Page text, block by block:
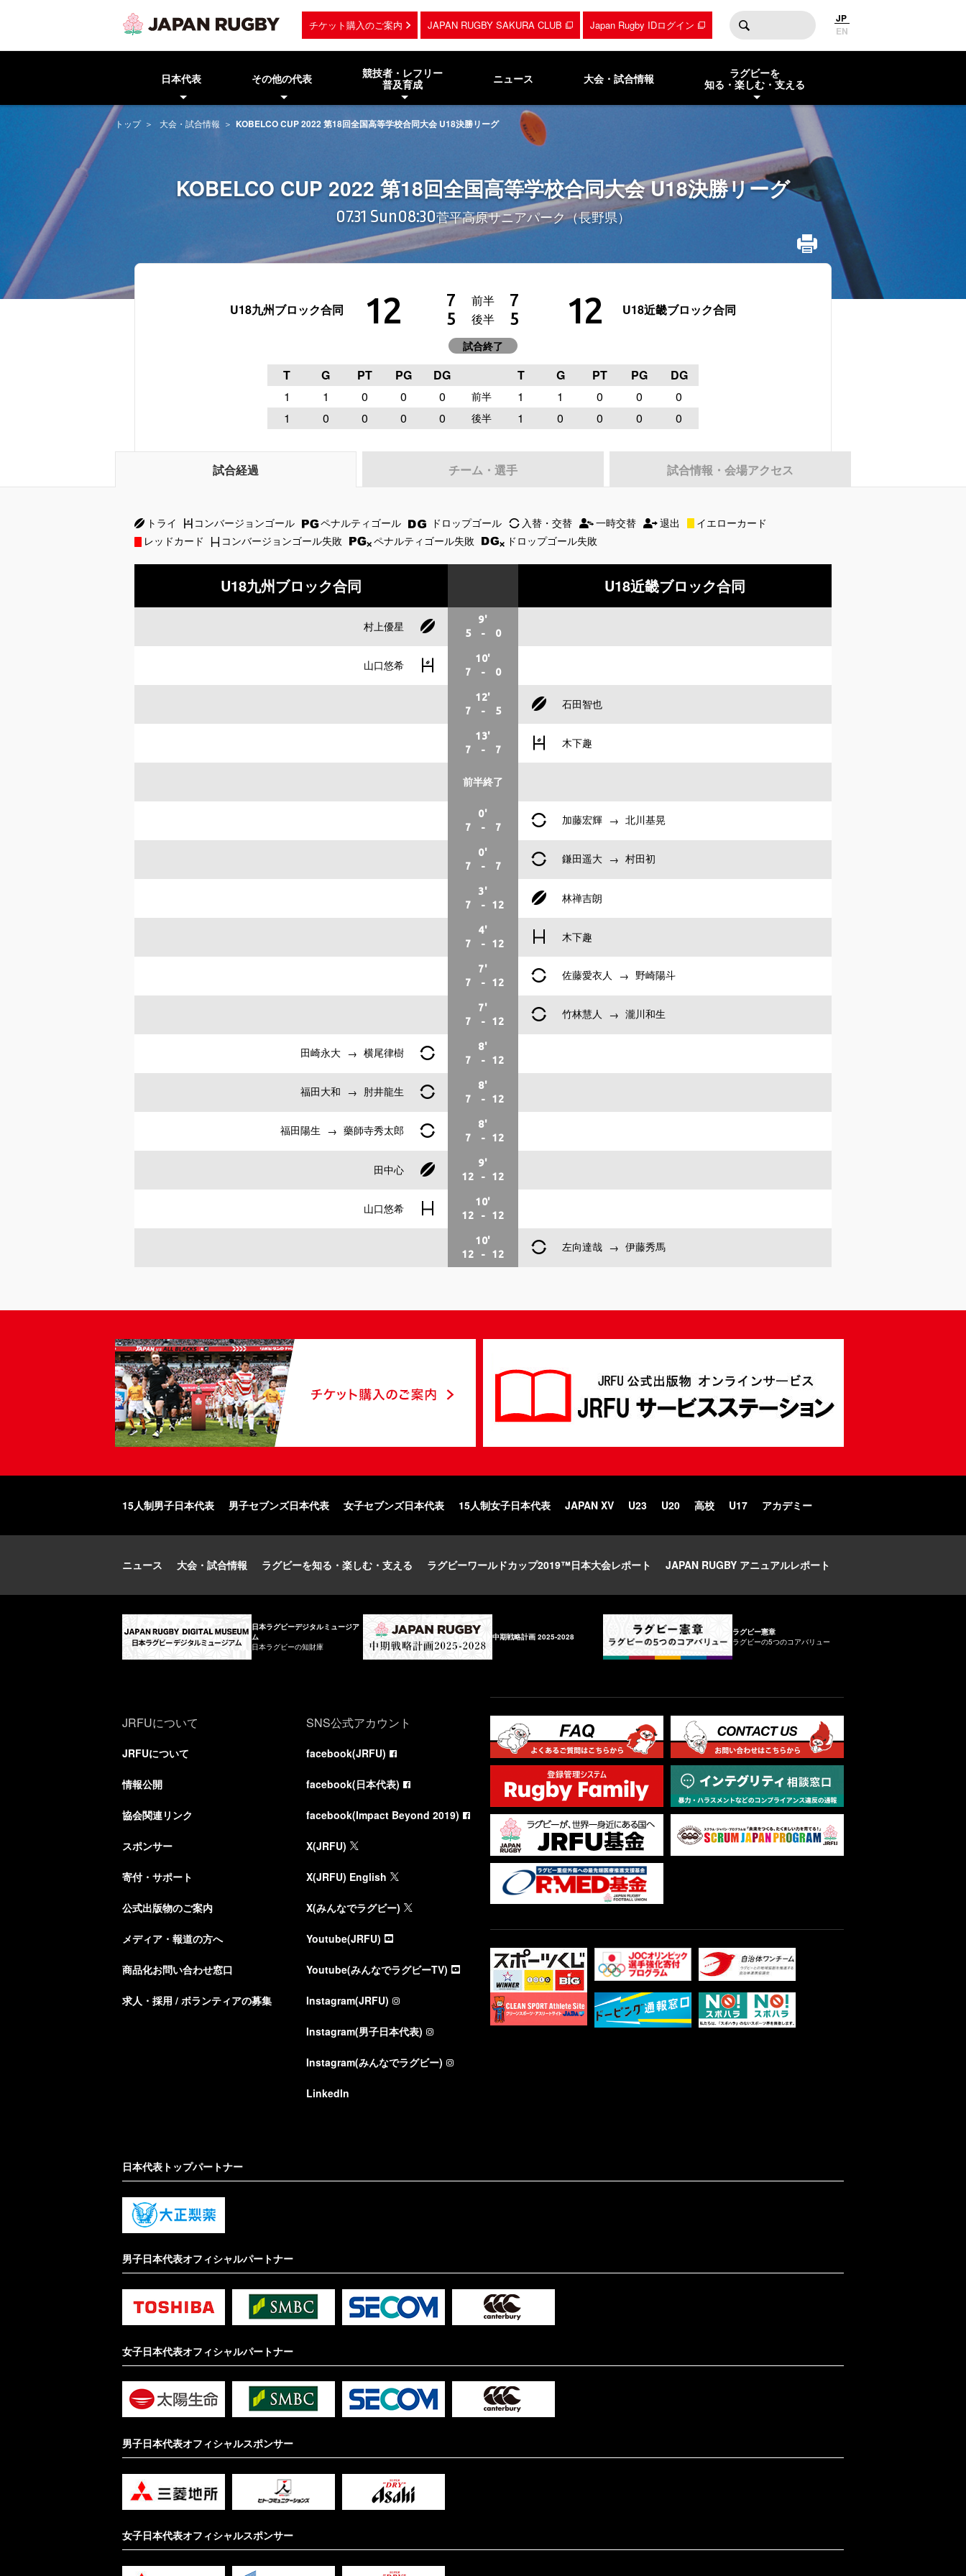
チケット購入のご案内 JAPAN RUGBY SAKURA CLUB Japan Rugby IDログイン
JP
EN
日本代表 その他の代表
競技者・レフリー
普及育成
ニュース 大会・試合情報
ラグビーを
知る・楽しむ・支える
トップ 大会・試合情報 KOBELCO CUP 2022 第18回全国高等学校合同大会 U18決勝リーグ
KOBELCO CUP 2022 第18回全国高等学校合同大会 U18決勝リーグ
07.31 Sun08:30菅平高原サニアパーク（長野県）
U18九州ブロック合同 12 7 前半
7
5
後半 5
試合終了
12 U18近畿ブロック合同
T G PT PG DG T G PT PG
DG
1
1 0 0 0 前半 1 1 0 0
0
1
0 0 0 0 後半 1 0 0 0 0
試合経過 チーム・選手 試合情報・会場アクセス
トライ コンバージョンゴール ペナルティゴール ドロップゴール 入替・交替 一時交替 退出
イエローカード
レッドカード
コンバージョンゴール失敗 ペナルティゴール失敗 ドロップゴール失敗
U18九州ブロック合同 U18近畿ブロック合同
村上優星
9'
5
- 0
山口悠希
10'
7
- 0
12'
7
- 5 石田智也
13'
7
- 7 木下趣
前半終了
0'
7
- 7
加藤宏輝 北川基晃
0'
7
- 7
鎌田遥大 村田初
3'
7
- 12 林禅吉朗
4'
7
- 12 木下趣
7'
7
- 12
佐藤愛衣人 野崎陽斗
7'
7
- 12
竹林慧人 瀧川和生
田崎永大 横尾律樹
8'
7
- 12
福田大和 肘井龍生
8'
7
- 12
福田陽生 藥師寺秀太郎
8'
7
- 12
田中心
9'
12
- 12
山口悠希
10'
12
- 12
10'
12
- 12
左向達哉 伊藤秀馬
15人制男子日本代表 男子セブンズ日本代表 女子セブンズ日本代表 15人制女子日本代表 JAPAN XV U23 U20 高校 U17 アカデミー
ニュース 大会・試合情報 ラグビーを知る・楽しむ・支える ラグビーワールドカップ2019™日本大会レポート JAPAN RUGBY アニュアルレポート
日本ラグビーデジタルミュージア
ム
日本ラグビーの知財庫
中期戦略計画 2025-2028
ラグビー憲章
ラグビーの5つのコアバリュー
JRFUについて
JRFUについて
情報公開
協会関連リンク
スポンサー
寄付・サポート
公式出版物のご案内
メディア・報道の方へ
商品化お問い合わせ窓口
求人・採用 / ボランティアの募集
SNS公式アカウント
facebook(JRFU)
facebook(日本代表)
facebook(Impact Beyond 2019)
X(JRFU)
X(JRFU) English
X(みんなでラグビー)
Youtube(JRFU)
Youtube(みんなでラグビーTV)
Instagram(JRFU)
Instagram(男子日本代表)
Instagram(みんなでラグビー)
LinkedIn
日本代表トップパートナー
男子日本代表オフィシャルパートナー
女子日本代表オフィシャルパートナー
男子日本代表オフィシャルスポンサー
女子日本代表オフィシャルスポンサー